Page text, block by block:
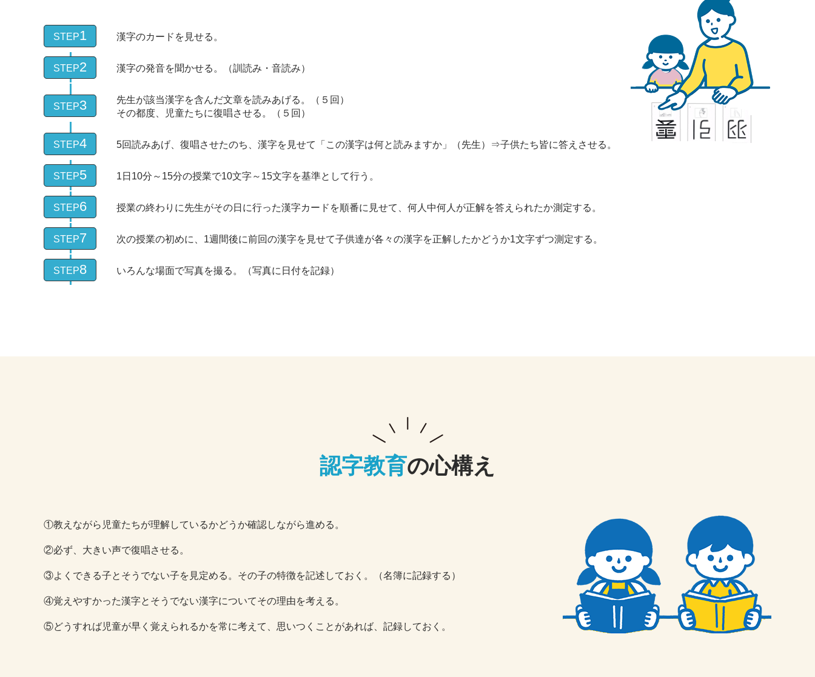
STEP1 漢字のカードを見せる。
STEP2 漢字の発音を聞かせる。（訓読み・音読み）
STEP3
先生が該当漢字を含んだ文章を読みあげる。（５回）
その都度、児童たちに復唱させる。（５回）
STEP4 5回読みあげ、復唱させたのち、漢字を見せて「この漢字は何と読みますか」（先生）⇒子供たち皆に答えさせる。
STEP5 1日10分～15分の授業で10文字～15文字を基準として行う。
STEP6 授業の終わりに先生がその日に行った漢字カードを順番に見せて、何人中何人が正解を答えられたか測定する。
STEP7 次の授業の初めに、1週間後に前回の漢字を見せて子供達が各々の漢字を正解したかどうか1文字ずつ測定する。
STEP8 いろんな場面で写真を撮る。（写真に日付を記録）
認字教育の心構え
①教えながら児童たちが理解しているかどうか確認しながら進める。
②必ず、大きい声で復唱させる。
③よくできる子とそうでない子を見定める。その子の特徴を記述しておく。（名簿に記録する）
④覚えやすかった漢字とそうでない漢字についてその理由を考える。
⑤どうすれば児童が早く覚えられるかを常に考えて、思いつくことがあれば、記録しておく。